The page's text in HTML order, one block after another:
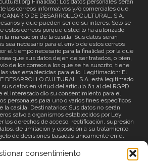
consentimiento
Finalidad: Los datos personales serán
los correos informativos y/o comerciales que,
DE DESARROLLO CULTURAL, S.A.
y que pueden ser de su interés. Solo se
estos correos porque usted lo ha autorizado
la marcación de la casilla. Sus datos serán
sea necesario para el envío de estos correos
el tiempo necesario para la finalidad por la que
que sus datos dejen de ser tratados, o bien,
de los correos a los que se ha suscrito, tiene
vías establecidas para ello. Legitimación: El
DESARROLLO CULTURAL, S.A. está legitimado
datos en virtud del artículo 6.1.a) del RGPD
el interesado dio su consentimiento para el
personales para uno o varios fines específicos
la casilla. Destinatarios: Sus datos no serán
salvo a organismos establecidos por Ley.
los derechos de acceso, rectificación, supresión
de limitación y oposición a su tratamiento,
de decisiones basadas únicamente en el
de sus datos y revocar el consentimiento
Puede consultar la información adicional
del siguienteenlace.